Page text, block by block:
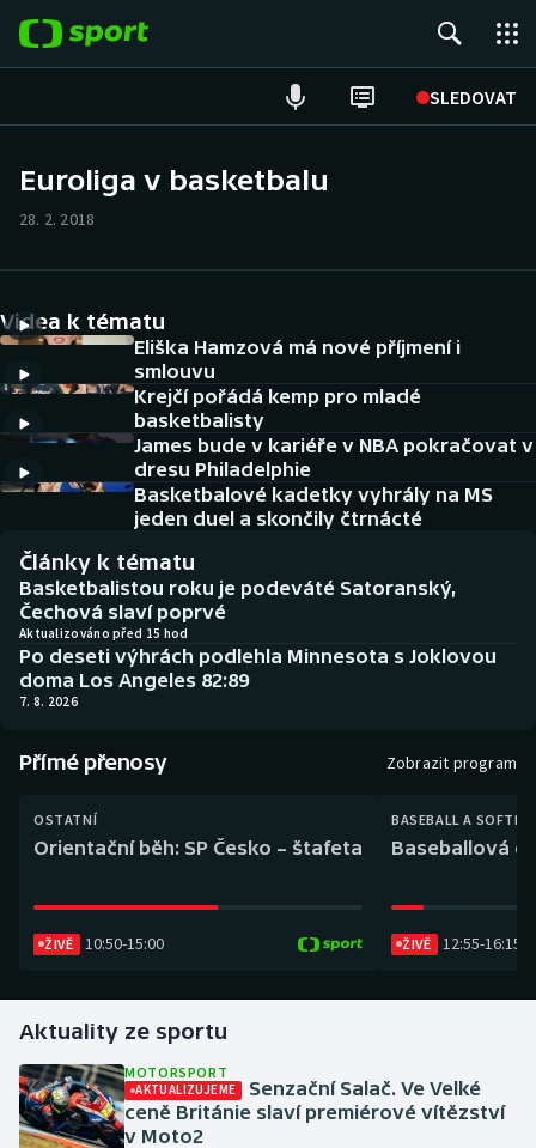
SLEDOVAT
Hokej
Tenis
Atletika
Cyklistika
DALŠÍ SPORTY
Americký fotbal
Baseball a softbal
Basketbal
Biatlon
Curling
Florbal
Golf
Gymnastika
NEPŘEHLÉDNĚTE
Soutěže
Historické návraty
Aplikace ČT sport
Euroliga v basketbalu
28. 2. 2018
Videa k tématu
Eliška Hamzová má nové příjmení i
smlouvu
Krejčí pořádá kemp pro mladé
basketbalisty
James bude v kariéře v NBA pokračovat v
dresu Philadelphie
Basketbalové kadetky vyhrály na MS
jeden duel a skončily čtrnácté
Články k tématu
Basketbalistou roku je podeváté Satoranský,
Čechová slaví poprvé
Aktualizováno před 15 hod
Po deseti výhrách podlehla Minnesota s Joklovou
doma Los Angeles 82:89
7. 8. 2026
Přímé přenosy Zobrazit program
OSTATNÍ
Orientační běh: SP Česko – štafeta
ŽIVĚ 10:50-15:00
BASEBALL A
Baseballová
ŽIVĚ 12:55-16:15
Aktuality ze sportu
MOTORSPORT
AKTUALIZUJEME
Senzační Salač. Ve Velké
ceně Británie slaví premiérové vítězství
v Moto2